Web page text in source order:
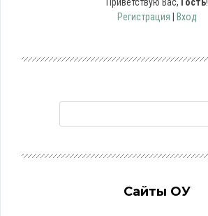
Регистрация
Вход
Сайты ОУ